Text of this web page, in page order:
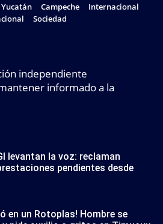
Yucatán Campeche
Internacional
Sociedad
independiente
informado a la
levantan la voz: reclaman
pendientes desde
en un Rotoplas! Hombre se